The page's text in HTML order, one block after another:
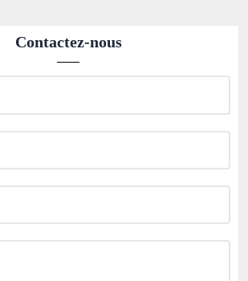
Contactez-nous